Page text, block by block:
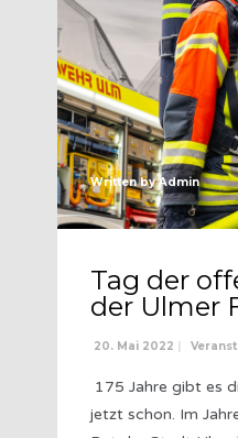
Written byAdmin
Tag der
der Ulmer
20. Mai 2022 |
175 Jahre gibt es
jetzt schon. Im